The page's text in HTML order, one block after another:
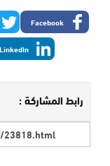
Facebook
LinkedIn
رابط المشاركة :